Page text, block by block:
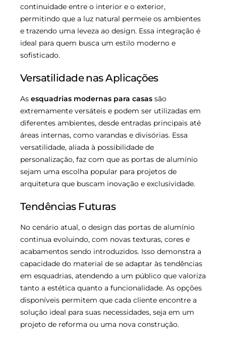
continuidade entre o interior e o exterior,
permitindo que a luz natural permeie os ambientes
e trazendo uma leveza ao design. Essa integração é
ideal para quem busca um estilo moderno e
sofisticado.
Versatilidade nas Aplicações
As esquadrias modernas para casas são
extremamente versáteis e podem ser utilizadas em
diferentes ambientes, desde entradas principais até
áreas internas, como varandas e divisórias. Essa
versatilidade, aliada à possibilidade de
personalização, faz com que as portas de alumínio
sejam uma escolha popular para projetos de
arquitetura que buscam inovação e exclusividade.
Tendências Futuras
No cenário atual, o design das portas de alumínio
continua evoluindo, com novas texturas, cores e
acabamentos sendo introduzidos. Isso demonstra a
capacidade do material de se adaptar às tendências
em esquadrias, atendendo a um público que valoriza
tanto a estética quanto a funcionalidade. As opções
disponíveis permitem que cada cliente encontre a
solução ideal para suas necessidades, seja em um
projeto de reforma ou uma nova construção.